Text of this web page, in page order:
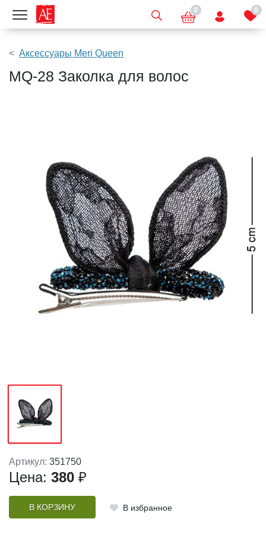
Показать меню 0 0
Аксессуары Meri Queen
MQ-28 Заколка для волос
Артикул: 351750
Цена: 380 ₽
В КОРЗИНУ В избранное